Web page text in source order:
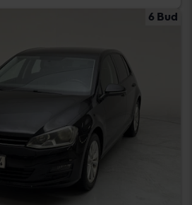
6 Bud